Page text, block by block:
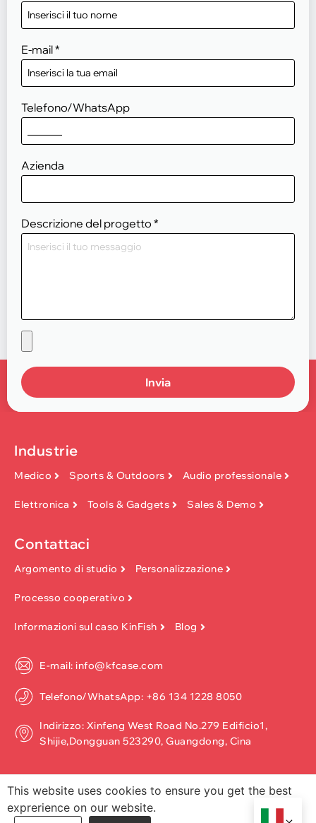
E-mail*
Telefono/WhatsApp
Azienda
Descrizione del progetto *
Invia
Industrie
Medico Sports & Outdoors Audio professionale
Elettronica Tools & Gadgets Sales & Demo
Contattaci
Argomento di studio Personalizzazione
Processo cooperativo
Informazioni sul caso KinFish Blog
E-mail: info@kfcase.com
Telefono/WhatsApp: +86 134 1228 8050
Indirizzo: Xinfeng West Road No.279 Edificio1,
Shijie,Dongguan 523290, Guangdong, Cina
Copyright ©2026, Dongguan Kinfish Technology Co., Ltd. Tutti i
This website uses cookies to ensure you get the best
exprerience on our website.